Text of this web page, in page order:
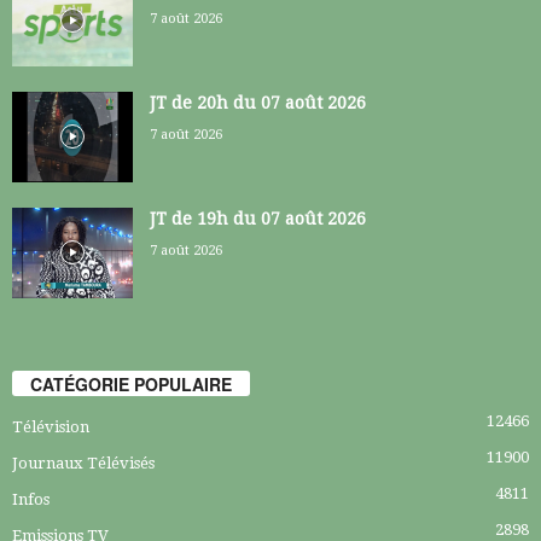
7 août 2026
JT de 20h du 07 août 2026
7 août 2026
JT de 19h du 07 août 2026
7 août 2026
CATÉGORIE POPULAIRE
Télévision 12466
Journaux Télévisés 11900
Infos 4811
Emissions TV 2898